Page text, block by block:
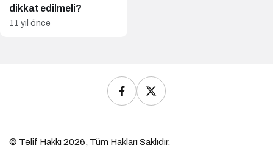
dikkat edilmeli?
11 yıl önce
© Telif Hakkı 2026, Tüm Hakları Saklıdır.